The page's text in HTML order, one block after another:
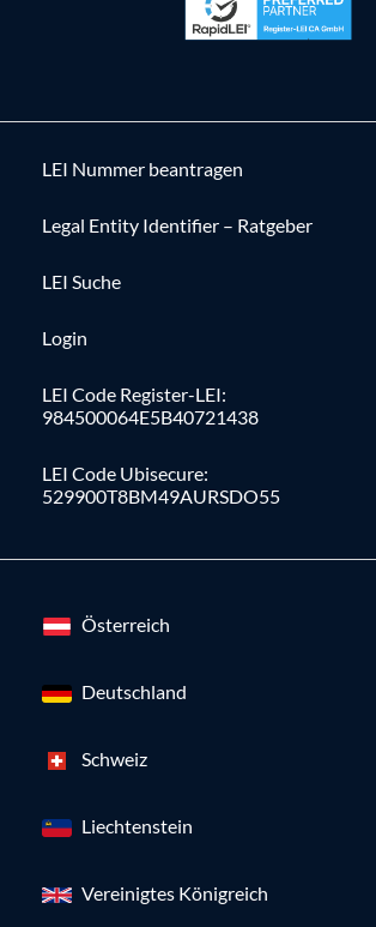
LEI Nummer beantragen
Legal Entity Identifier – Ratgeber
LEI Suche
Login
LEI Code Register-LEI:
984500064E5B40721438
LEI Code Ubisecure:
529900T8BM49AURSDO55
Österreich
Deutschland
Schweiz
Liechtenstein
Vereinigtes Königreich